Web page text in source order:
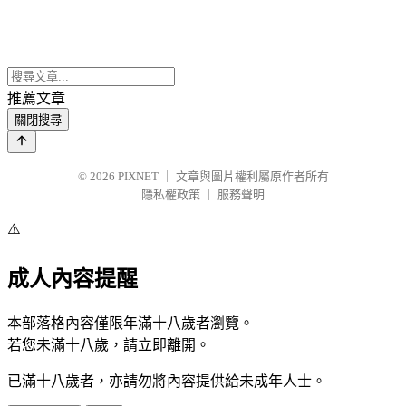
推薦文章
關閉搜尋
© 2026 PIXNET
文章與圖片權利屬原作者所有
隱私權政策
服務聲明
⚠️
成人內容提醒
本部落格內容僅限年滿十八歲者瀏覽。
若您未滿十八歲，請立即離開。
已滿十八歲者，亦請勿將內容提供給未成年人士。